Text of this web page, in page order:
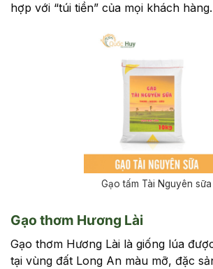
hợp với “túi tiền” của mọi khách hàng.
Gạo tấm Tài Nguyên sữa
Gạo thơm Hương Lài
Gạo thơm Hương Lài là giống lúa
tại vùng đất Long An màu mỡ, đặc